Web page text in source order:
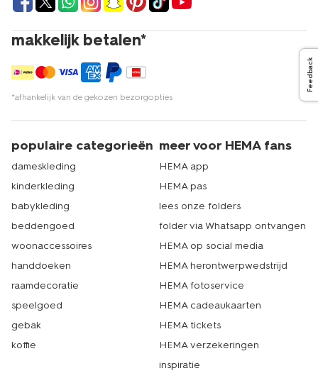
makkelijk betalen*
*afhankelijk van de gekozen bezorgopties
populaire categorieën
dameskleding
kinderkleding
babykleding
beddengoed
woonaccessoires
handdoeken
raamdecoratie
speelgoed
gebak
koffie
meer voor HEMA fans
HEMA app
HEMA pas
lees onze folders
folder via Whatsapp ontvangen
HEMA op social media
HEMA herontwerpwedstrijd
HEMA fotoservice
HEMA cadeaukaarten
HEMA tickets
HEMA verzekeringen
inspiratie
Feedback